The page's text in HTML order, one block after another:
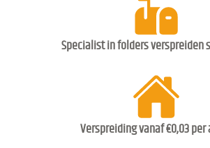
Specialist in folders verspreiden
Verspreiding vanaf €0,03 per